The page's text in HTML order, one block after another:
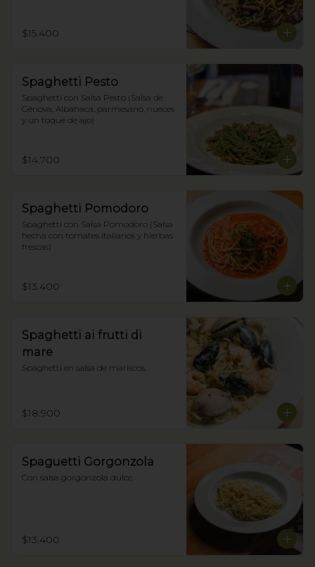
$15.400
Spaghetti Pesto
Spaghetti con Salsa Pesto (Salsa de
Génova, Albahaca, parmesano, nueces
y un toque de ajo)
$14.700
Spaghetti Pomodoro
Spaghetti con Salsa Pomodoro (Salsa
hecha con tomates italianos y hierbas
frescas)
$13.400
Spaghetti ai frutti di
mare
Spaghetti en salsa de mariscos.
$18.900
Spaguetti Gorgonzola
Con salsa gorgonzola dulce.
$13.400